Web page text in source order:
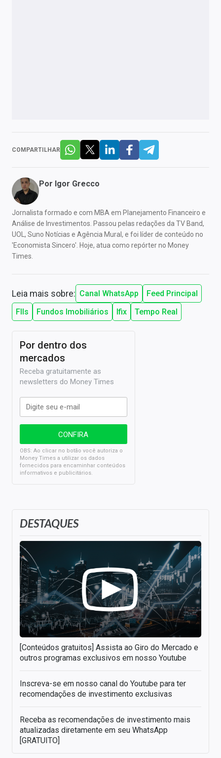
COMPARTILHAR
Por Igor Grecco
Jornalista formado e com MBA em Planejamento Financeiro e
Análise de Investimentos. Passou pelas redações da TV Band,
UOL, Suno Notícias e Agência Mural, e foi líder de conteúdo no
'Economista Sincero'. Hoje, atua como repórter no Money
Times.
Leia mais sobre: Canal WhatsApp
Feed Principal
FIIs
Fundos Imobiliários Ifix Tempo Real
DESTAQUES
[Conteúdos gratuitos] Assista ao Giro do Mercado e
outros programas exclusivos em nosso Youtube
Inscreva-se em nosso canal do Youtube para ter
recomendações de investimento exclusivas
Receba as recomendações de investimento mais
atualizadas diretamente em seu WhatsApp
[GRATUITO]
Por dentro dos
mercados
Receba gratuitamente as
newsletters do Money Times
OBS: Ao clicar no botão você autoriza o
Money Times a utilizar os dados
fornecidos para encaminhar conteúdos
informativos e publicitários.